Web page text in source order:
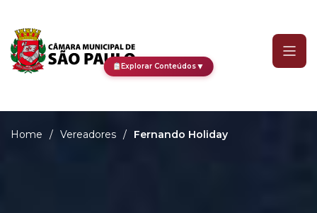
Explorar Conteúdos▼
Home / Vereadores / Fernando Holiday